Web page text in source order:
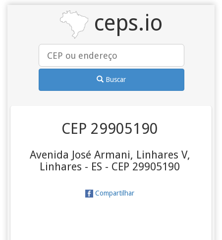
ceps.io
Buscar
CEP 29905190
Avenida José Armani, Linhares V,
Linhares - ES - CEP 29905190
Compartilhar